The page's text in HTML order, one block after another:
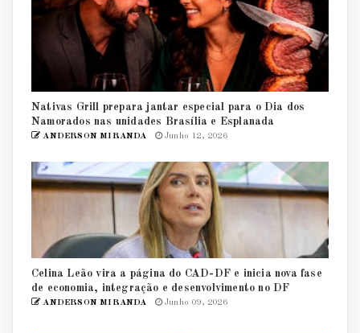
Nativas Grill prepara jantar especial para o Dia dos
Namorados nas unidades Brasília e Esplanada
ANDERSON MIRANDA Junho 12, 2026
Celina Leão vira a página do CAD-DF e inicia nova fase
de economia, integração e desenvolvimento no DF
ANDERSON MIRANDA Junho 09, 2026